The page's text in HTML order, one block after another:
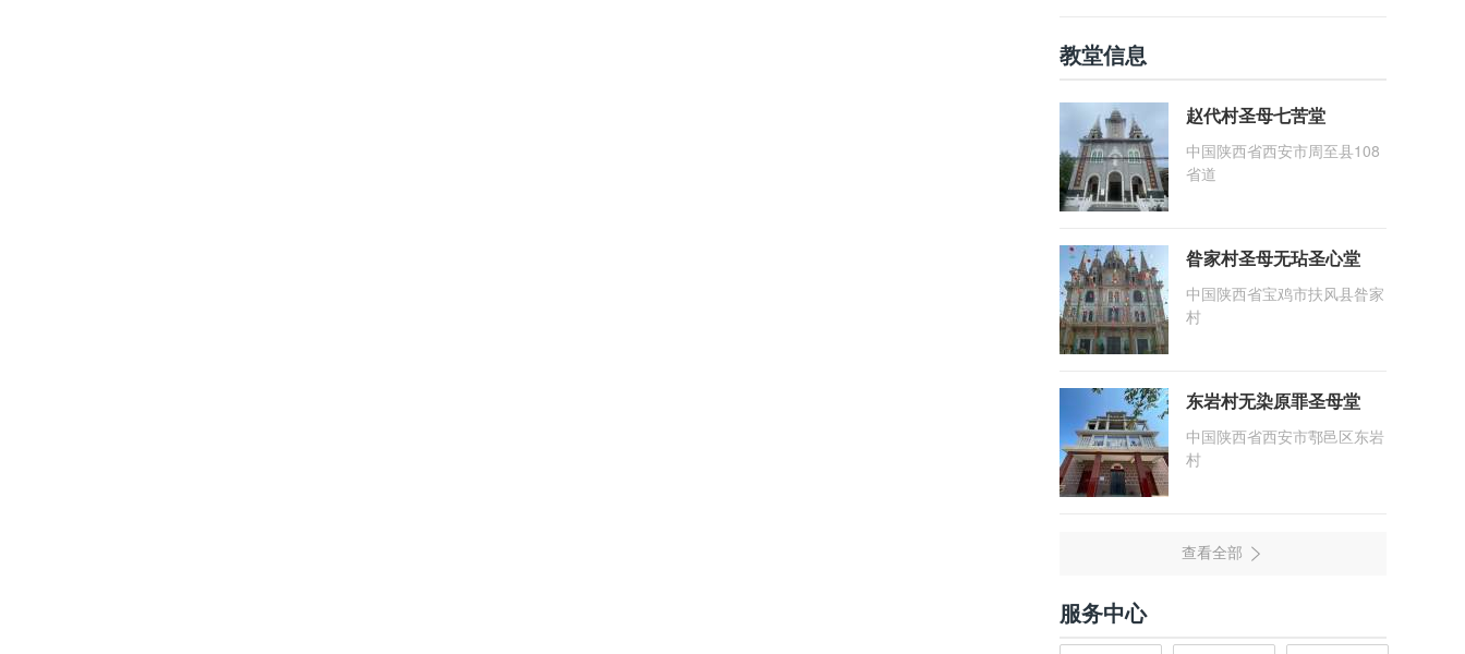
教堂信息
赵代村圣母七苦堂
中国陕西省西安市周至县108
省道
昝家村圣母无玷圣心堂
中国陕西省宝鸡市扶风县昝家
村
东岩村无染原罪圣母堂
中国陕西省西安市鄠邑区东岩
村
服务中心